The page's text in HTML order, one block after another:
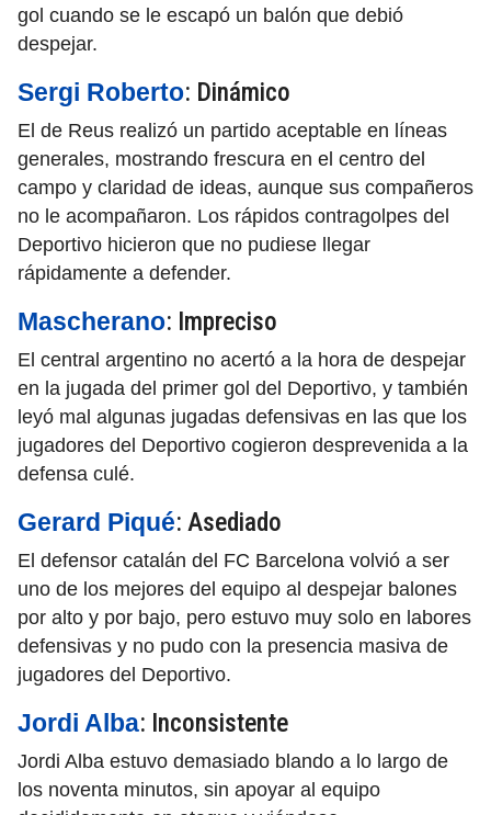
gol cuando se le escapó un balón que debió
despejar.
Sergi Roberto: Dinámico
El de Reus realizó un partido aceptable en líneas
generales, mostrando frescura en el centro del
campo y claridad de ideas, aunque sus compañeros
no le acompañaron. Los rápidos contragolpes del
Deportivo hicieron que no pudiese llegar
rápidamente a defender.
Mascherano: Impreciso
El central argentino no acertó a la hora de despejar
en la jugada del primer gol del Deportivo, y también
leyó mal algunas jugadas defensivas en las que los
jugadores del Deportivo cogieron desprevenida a la
defensa culé.
Gerard Piqué: Asediado
El defensor catalán del FC Barcelona volvió a ser
uno de los mejores del equipo al despejar balones
por alto y por bajo, pero estuvo muy solo en labores
defensivas y no pudo con la presencia masiva de
jugadores del Deportivo.
Jordi Alba: Inconsistente
Jordi Alba estuvo demasiado blando a lo largo de
los noventa minutos, sin apoyar al equipo